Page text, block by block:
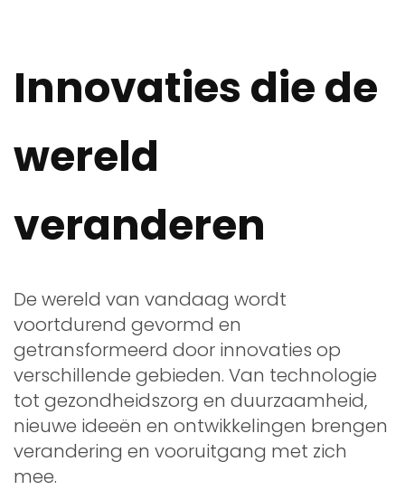
Innovaties die de
wereld
veranderen
De wereld van vandaag wordt
voortdurend gevormd en
getransformeerd door innovaties op
verschillende gebieden. Van technologie
tot gezondheidszorg en duurzaamheid,
nieuwe ideeën en ontwikkelingen brengen
verandering en vooruitgang met zich
mee.